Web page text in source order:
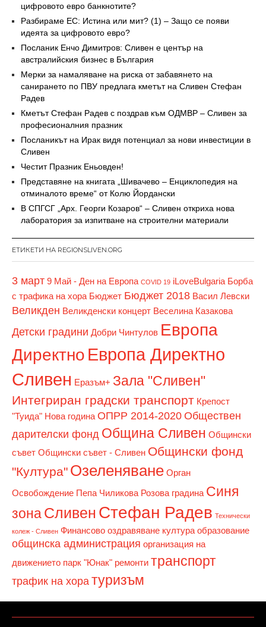
цифровото евро банкнотите?
Разбираме ЕС: Истина или мит? (1) – Защо се появи
идеята за цифровото евро?
Посланик Енчо Димитров: Сливен е център на
австралийския бизнес в България
Мерки за намаляване на риска от забавянето на
санирането по ПВУ предлага кметът на Сливен Стефан
Радев
Кметът Стефан Радев с поздрав към ОДМВР – Сливен за
професионалния празник
Посланикът на Ирак видя потенциал за нови инвестиции в
Сливен
Честит Празник Еньовден!
Представяне на книгата „Шивачево – Енциклопедия на
отминалото време“ от Колю Йордански
В СПГСГ „Арх. Георги Козаров“ – Сливен откриха нова
лаборатория за изпитване на строителни материали
ЕТИКЕТИ НА REGIONSLIVEN.ORG
3 март 9 Май - Ден на Европа COVID 19 iLoveBulgaria Борба
с трафика на хора Бюджет Бюджет 2018 Васил Левски
Великден Великденски концерт Веселина Казакова
Детски градини Добри Чинтулов Европа
Директно Европа Директно
Сливен Еразъм+ Зала "Сливен"
Интегриран градски транспорт Крепост
"Туида" Нова година ОПРР 2014-2020 Обществен
дарителски фонд Община Сливен Общински
съвет Общински съвет - Сливен Общински фонд
"Култура" Озеленяване Орган
Освобождение Пепа Чиликова Розова градина Синя
зонаСливен Стефан Радев Технически
колеж - Сливен Финансово оздравяване култура образование
общинска администрация организация на
движението парк "Юнак" ремонти транспорт
трафик на хора туризъм